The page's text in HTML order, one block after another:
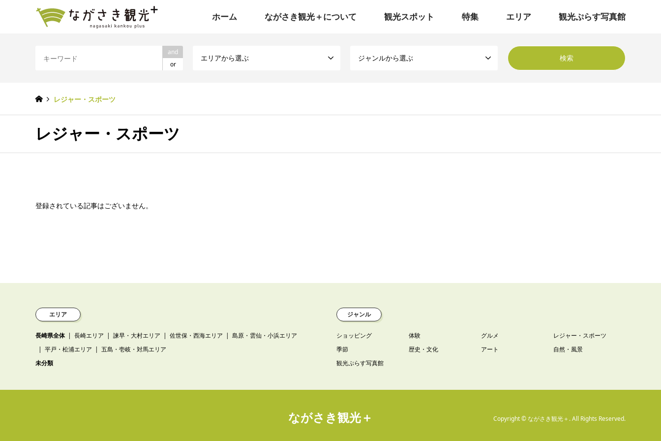
ホーム ながさき観光＋について 観光スポット 特集 エリア 観光ぷらす写真館
and
or
エリアから選ぶ ジャンルから選ぶ
レジャー・スポーツ
レジャー・スポーツ
登録されている記事はございません。
エリア
長崎県全体 長崎エリア 諫早・大村エリア 佐世保・西海エリア
島原・雲仙・小浜エリア
平戸・松浦エリア
五島・壱岐・対馬エリア
未分類
ジャンル
ショッピング 体験 グルメ
レジャー・スポーツ
季節
歴史・文化 アート
自然・風景
観光ぷらす写真館
ながさき観光＋ Copyright©ながさき観光＋ . All Rights Reserved.